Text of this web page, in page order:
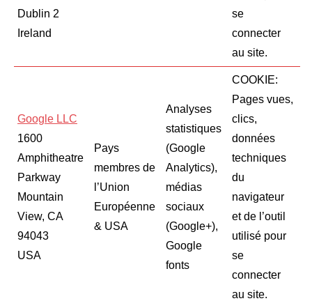
Dublin 2
​Ireland
se
connecter
au site.
Google LLC
​1600
Amphitheatre
Parkway
Mountain
View, CA
94043
USA
Pays
membres de
l’Union
Européenne
& USA
Analyses
statistiques
(Google
Analytics),
médias
sociaux
(Google+),
Google
fonts
COOKIE:
Pages vues,
clics,
données
techniques
du
navigateur
et de l’outil
utilisé pour
se
connecter
au site.